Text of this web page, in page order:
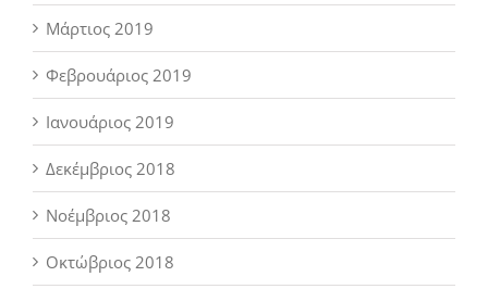
Μάρτιος 2019
Φεβρουάριος 2019
Ιανουάριος 2019
Δεκέμβριος 2018
Νοέμβριος 2018
Οκτώβριος 2018